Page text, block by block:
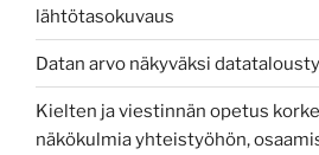
lähtötasokuvaus
Datan arvo näkyväksi
Kielten ja viestinnän opetus
näkökulmia yhteistyöhön,